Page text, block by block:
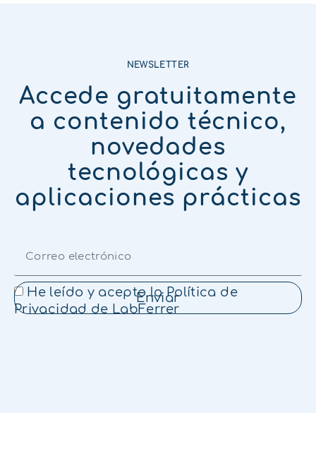
NEWSLETTER
Accede gratuitamente
a contenido técnico,
novedades
tecnológicas y
aplicaciones prácticas
He leído y acepto la Política de
Privacidad de LabFerrer
Enviar